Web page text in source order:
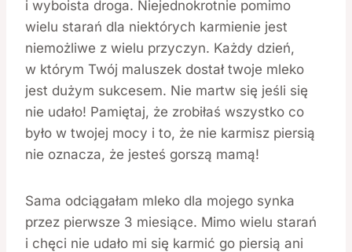
i wyboista droga. Niejednokrotnie pomimo
wielu starań dla niektórych karmienie jest
niemożliwe z wielu przyczyn. Każdy dzień,
w którym Twój maluszek dostał twoje mleko
jest dużym sukcesem. Nie martw się jeśli się
nie udało! Pamiętaj, że zrobiłaś wszystko co
było w twojej mocy i to, że nie karmisz piersią
nie oznacza, że jesteś gorszą mamą!
Sama odciągałam mleko dla mojego synka
przez pierwsze 3 miesiące. Mimo wielu starań
i chęci nie udało mi się karmić go piersią ani